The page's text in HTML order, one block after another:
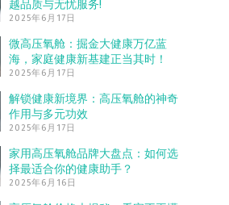
越品质与无忧服务!
2025年6月17日
微高压氧舱：掘金大健康万亿蓝
海，家庭健康新基建正当其时！
2025年6月17日
解锁健康新境界：高压氧舱的神奇
作用与多元功效
2025年6月17日
家用高压氧舱品牌大盘点：如何选
择最适合你的健康助手？
2025年6月16日